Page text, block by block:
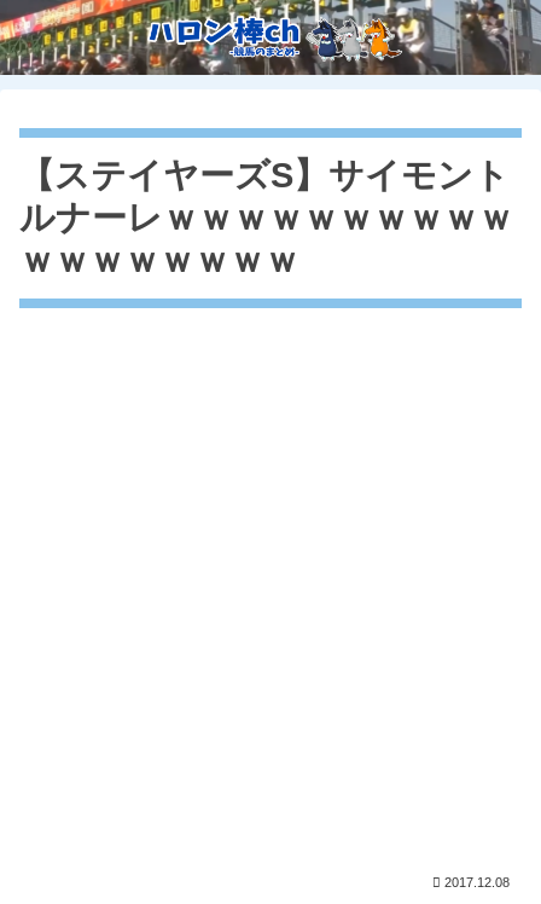
【ステイヤーズS】サイモント
ルナーレｗｗｗｗｗｗｗｗｗｗ
ｗｗｗｗｗｗｗｗ
2017.12.08